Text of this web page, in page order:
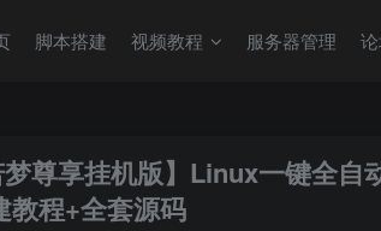
脚本搭建 视频教程 服务器管理
尊享挂机版】Linux一键全
教程+全套源码